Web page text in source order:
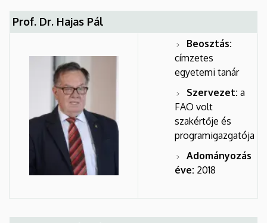
Prof. Dr. Hajas Pál
Beosztás:
címzetes
egyetemi tanár
Szervezet: a
FAO volt
szakértője és
programigazgatója
Adományozás
éve: 2018